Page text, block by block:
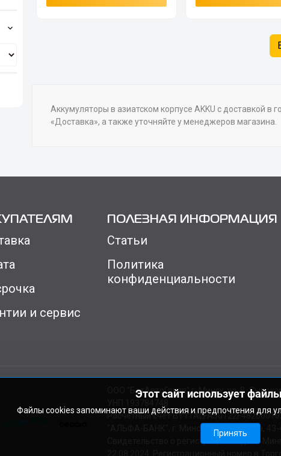
Аккумуляторы в азиатском корпусе AKKU с доставкой в
«Доставка», а также уточняйте у менеджеров магазина.
и сервис
ПОЛЕЗНАЯ ИНФОРМАЦИЯ
Статьи
Политика
конфиденциальности
ООО "БатАвтоГрупп" г. Минск, ул. В.
Расчетный счет
"АЛЬФА-БАНК", г. Минск, ул. Сурганова, 43-
Свидетельство о регистрации выдано
Этот сайт использует
Файлы cookies запоминают ваши действия и предпочтения для
Принять